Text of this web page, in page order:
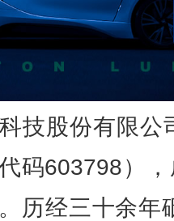
技股份有限公
码603798）
历经三十余年